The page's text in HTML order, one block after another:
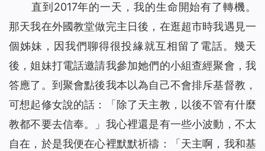
直到2017年的一天，我的生命開始有了轉機。
那天我在外國教堂做完主日後，在逛超市時我遇見一
個姊妹，因我們聊得很投緣就互相留了電話。幾天
後，姐妹打電話邀請我參加她們的小組查經聚會，我
答應了。到聚會點後我本以為自己不會排斥基督教，
可想起修女說的話：「除了天主教，以後不管有什麼
教都不要去信奉。」我心裡還是有一些小波動，不太
自在，於是我便在心裡默默祈禱：「天主啊，我和基